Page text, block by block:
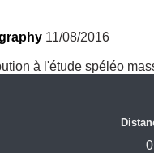
11/08/2016
à l'étude spéléo